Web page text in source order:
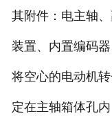
其附件：电主轴
装置、内置编码
将空心的电动机
定在主轴箱体孔